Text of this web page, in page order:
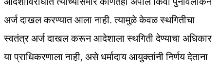
अर्ज दाखल करण्यात आला नाही. त्यामुळे केवळ स्थगितीचा
स्वतंत्र अर्ज दाखल करून आदेशाला स्थगिती देण्याचा अधिकार
या प्राधिकरणाला नाही, असे धर्मादाय आयुक्तांनी निर्णय देताना